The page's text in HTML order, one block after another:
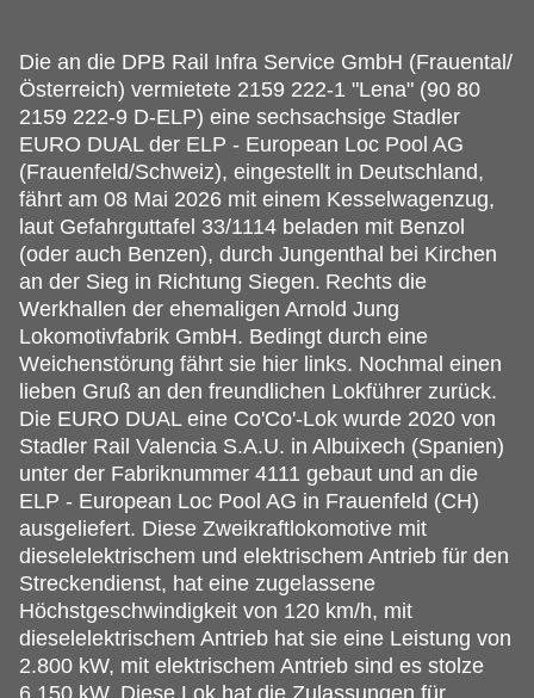
Die an die DPB Rail Infra Service GmbH (Frauental/
Österreich) vermietete 2159 222-1 "Lena" (90 80
2159 222-9 D-ELP) eine sechsachsige Stadler
EURO DUAL der ELP - European Loc Pool AG
(Frauenfeld/Schweiz), eingestellt in Deutschland,
fährt am 08 Mai 2026 mit einem Kesselwagenzug,
laut Gefahrguttafel 33/1114 beladen mit Benzol
(oder auch Benzen), durch Jungenthal bei Kirchen
an der Sieg in Richtung Siegen. Rechts die
Werkhallen der ehemaligen Arnold Jung
Lokomotivfabrik GmbH. Bedingt durch eine
Weichenstörung fährt sie hier links. Nochmal einen
lieben Gruß an den freundlichen Lokführer zurück.
Die EURO DUAL eine Co'Co'-Lok wurde 2020 von
Stadler Rail Valencia S.A.U. in Albuixech (Spanien)
unter der Fabriknummer 4111 gebaut und an die
ELP - European Loc Pool AG in Frauenfeld (CH)
ausgeliefert. Diese Zweikraftlokomotive mit
dieselelektrischem und elektrischem Antrieb für den
Streckendienst, hat eine zugelassene
Höchstgeschwindigkeit von 120 km/h, mit
dieselelektrischem Antrieb hat sie eine Leistung von
2.800 kW, mit elektrischem Antrieb sind es stolze
6.150 kW. Diese Lok hat die Zulassungen für